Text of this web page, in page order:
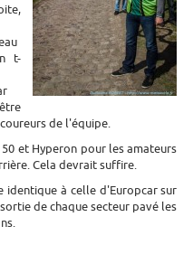
t-
de l'équipe.
et Hyperon pour les amateurs
Cela devrait suffire.
identique à celle d'Europcar sur
de chaque secteur pavé les